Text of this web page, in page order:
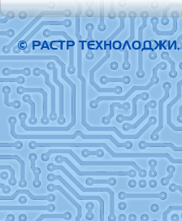
© РАСТР